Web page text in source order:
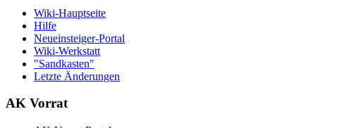
Wiki-Hauptseite
Hilfe
Neueinsteiger-Portal
Wiki-Werkstatt
"Sandkasten"
Letzte Änderungen
AK Vorrat